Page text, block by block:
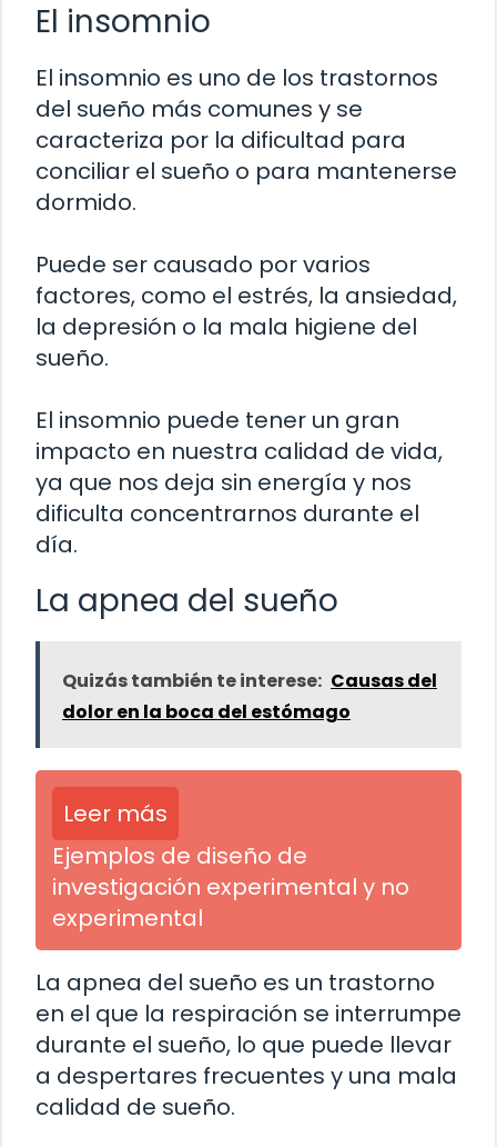
El insomnio
El insomnio es uno de los trastornos
del sueño más comunes y se
caracteriza por la dificultad para
conciliar el sueño o para mantenerse
dormido.
Puede ser causado por varios
factores, como el estrés, la ansiedad,
la depresión o la mala higiene del
sueño.
El insomnio puede tener un gran
impacto en nuestra calidad de vida,
ya que nos deja sin energía y nos
dificulta concentrarnos durante el
día.
La apnea del sueño
Quizás también te interese: Causas del
dolor en la boca del estómago
Leer más
Ejemplos de diseño de
investigación experimental y no
experimental
La apnea del sueño es un trastorno
en el que la respiración se interrumpe
durante el sueño, lo que puede llevar
a despertares frecuentes y una mala
calidad de sueño.